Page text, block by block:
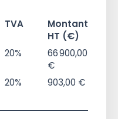
TVA
Montant
HT (€)
20%
66 900,00
€
20% 903,00 €